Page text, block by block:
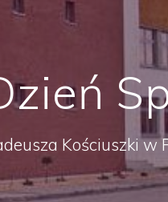
Kościuszki w